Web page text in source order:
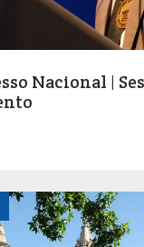
Nacional |